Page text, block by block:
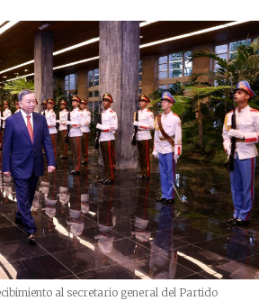
al secretario general del Partido